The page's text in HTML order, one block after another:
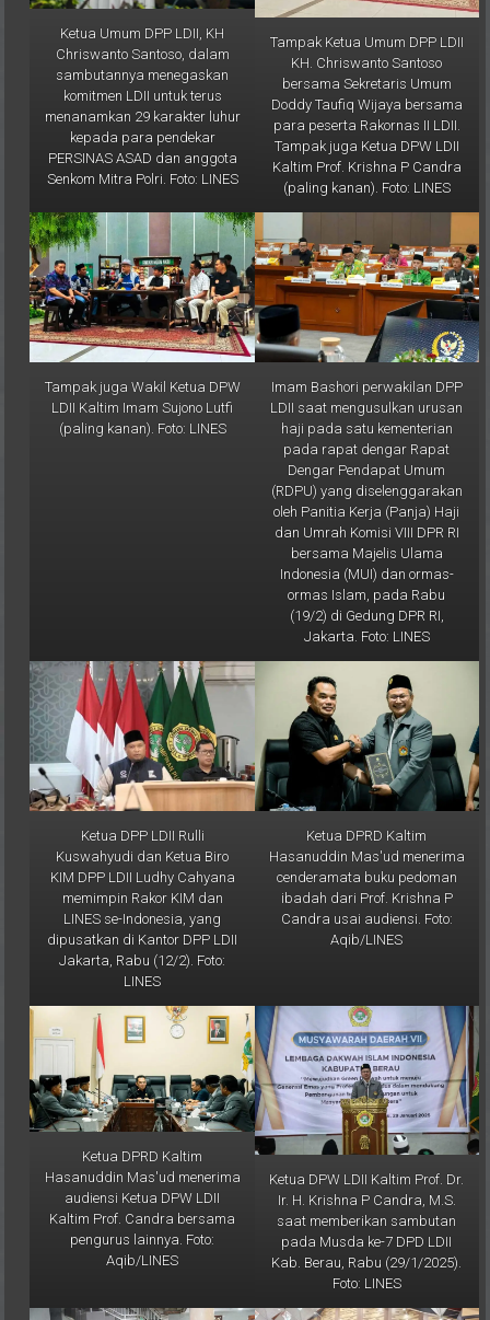
Ketua Umum DPP LDII, KH
Chriswanto Santoso, dalam
sambutannya menegaskan
komitmen LDII untuk terus
menanamkan 29 karakter luhur
kepada para pendekar
PERSINAS ASAD dan anggota
Senkom Mitra Polri. Foto: LINES
Tampak Ketua Umum DPP LDII
KH. Chriswanto Santoso
bersama Sekretaris Umum
Doddy Taufiq Wijaya bersama
para peserta Rakornas II LDII.
Tampak juga Ketua DPW LDII
Kaltim Prof. Krishna P Candra
(paling kanan). Foto: LINES
Tampak juga Wakil Ketua DPW
LDII Kaltim Imam Sujono Lutfi
(paling kanan). Foto: LINES
Imam Bashori perwakilan DPP
LDII saat mengusulkan urusan
haji pada satu kementerian
pada rapat dengar Rapat
Dengar Pendapat Umum
(RDPU) yang diselenggarakan
oleh Panitia Kerja (Panja) Haji
dan Umrah Komisi VIII DPR RI
bersama Majelis Ulama
Indonesia (MUI) dan ormas-
ormas Islam, pada Rabu
(19/2) di Gedung DPR RI,
Jakarta. Foto: LINES
Ketua DPP LDII Rulli
Kuswahyudi dan Ketua Biro
KIM DPP LDII Ludhy Cahyana
memimpin Rakor KIM dan
LINES se-Indonesia, yang
dipusatkan di Kantor DPP LDII
Jakarta, Rabu (12/2). Foto:
LINES
Ketua DPRD Kaltim
Hasanuddin Mas'ud menerima
cenderamata buku pedoman
ibadah dari Prof. Krishna P
Candra usai audiensi. Foto:
Aqib/LINES
Ketua DPRD Kaltim
Hasanuddin Mas'ud menerima
audiensi Ketua DPW LDII
Kaltim Prof. Candra bersama
pengurus lainnya. Foto:
Aqib/LINES
Ketua DPW LDII Kaltim Prof. Dr.
Ir. H. Krishna P Candra, M.S.
saat memberikan sambutan
pada Musda ke-7 DPD LDII
Kab. Berau, Rabu (29/1/2025).
Foto: LINES